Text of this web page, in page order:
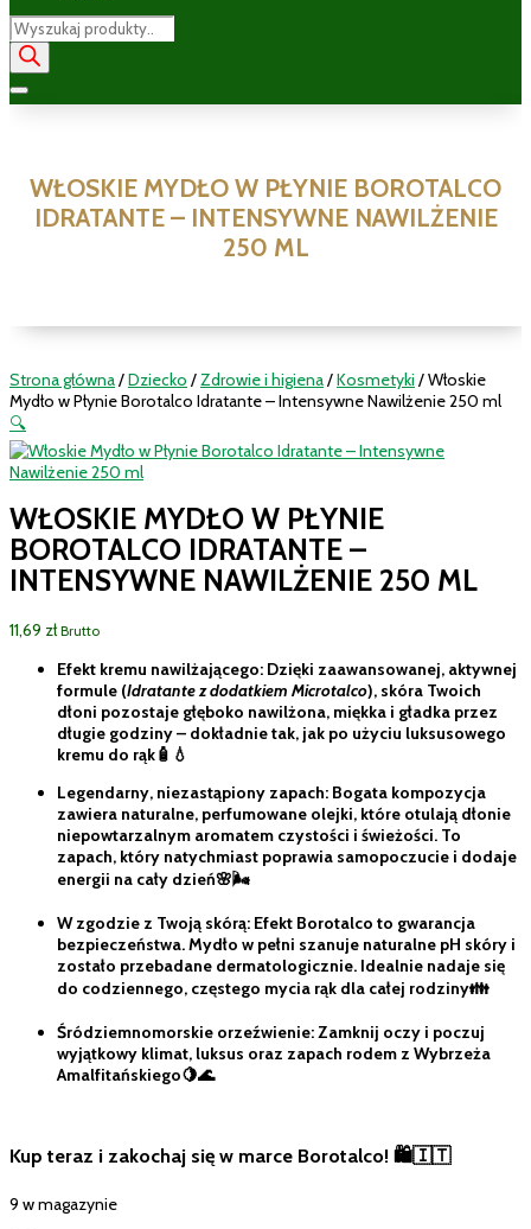
Wyszukiwarka
produktów
WŁOSKIE MYDŁO W PŁYNIE BOROTALCO
IDRATANTE – INTENSYWNE NAWILŻENIE
250 ML
Strona główna/Dziecko /Zdrowie i higiena/Kosmetyki / Włoskie
Mydło w Płynie Borotalco Idratante – Intensywne Nawilżenie 250 ml
🔍
WŁOSKIE MYDŁO W PŁYNIE
BOROTALCO IDRATANTE –
INTENSYWNE NAWILŻENIE 250 ML
11,69 zł Brutto
Efekt kremu nawilżającego: Dzięki zaawansowanej, aktywnej
formule (Idratante z dodatkiem Microtalco), skóra Twoich
dłoni pozostaje głęboko nawilżona, miękka i gładka przez
długie godziny – dokładnie tak, jak po użyciu luksusowego
kremu do rąk🧴💧
Legendarny, niezastąpiony zapach: Bogata kompozycja
zawiera naturalne, perfumowane olejki, które otulają dłonie
niepowtarzalnym aromatem czystości i świeżości. To
zapach, który natychmiast poprawia samopoczucie i dodaje
energii na cały dzień🌸🌬️
W zgodzie z Twoją skórą: Efekt Borotalco to gwarancja
bezpieczeństwa. Mydło w pełni szanuje naturalne pH skóry i
zostało przebadane dermatologicznie. Idealnie nadaje się
do codziennego, częstego mycia rąk dla całej rodziny👪
Śródziemnomorskie orzeźwienie: Zamknij oczy i poczuj
wyjątkowy klimat, luksus oraz zapach rodem z Wybrzeża
Amalfitańskiego🍋🌊
Kup teraz i zakochaj się w marce Borotalco! 🛍️🇮🇹
9 w magazynie